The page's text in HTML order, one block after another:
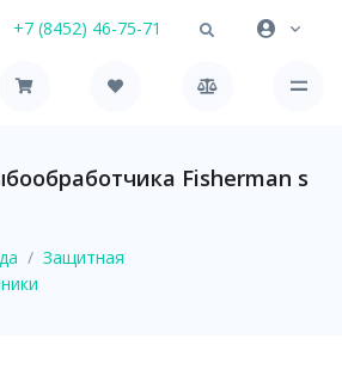
+7 (8452) 46-75-71
Fisherman s
Защитная